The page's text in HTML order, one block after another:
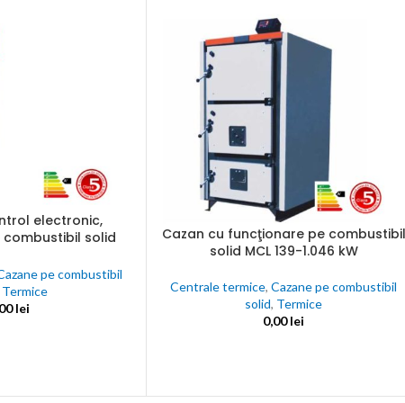
electronic,
solid
pe combustibil
Termice
lei
ADAUGĂ ÎN COȘ
Cazan cu funcţionare pe combustibil
solid MCL 139-1.046 kW
Centrale termice, Cazane pe combustibil
solid, Termice
0,00lei